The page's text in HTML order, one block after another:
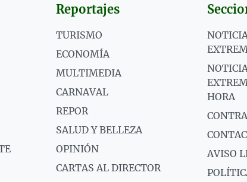
Reportajes
TURISMO
ECONOMÍA
MULTIMEDIA
CARNAVAL
REPOR
SALUD Y BELLEZA
OPINIÓN
CARTAS AL DIRECTOR
HORA
AVISO